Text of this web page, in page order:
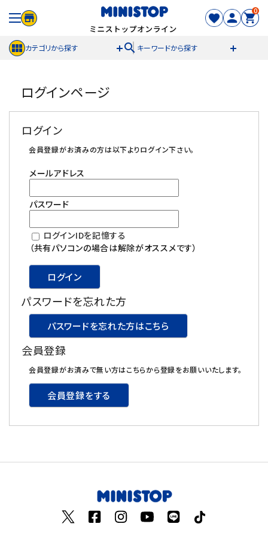
0
カテゴリから探す search キーワードから探す
meeting_room ログイン person 新規登録
セール商品
カテゴリから探す
冷凍食品
スイーツ
お菓子
酒類
日用品
ギフト
ログインページ
ログイン
会員登録がお済みの方は以下よりログイン下さい。
メールアドレス
パスワード
ログインIDを記憶する
（共有パソコンの場合は解除がオススメです）
ログイン
パスワードを忘れた方
パスワードを忘れた方はこちら
会員登録
会員登録がお済みで無い方はこちらから登録をお願いいたします。
会員登録をする